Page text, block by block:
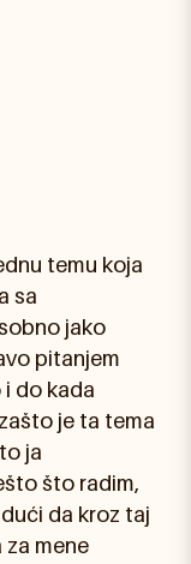
temu koja
sa
jako
pitanjem
do kada
je ta tema
ja
što radim,
da kroz taj
mene